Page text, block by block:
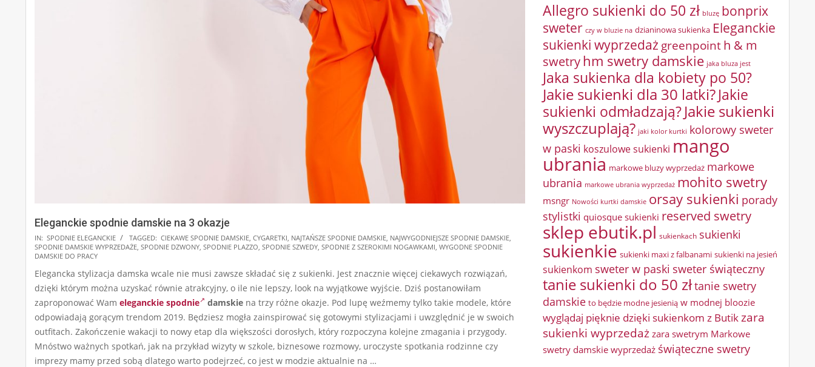
Eleganckie spodnie damskie na 3 okazje
2025-
08-
IN: SPODNIE ELEGANCKIE TAGGED: CIEKAWE SPODNIE DAMSKIE CYGARETKI NAJTAŃSZE SPODNIE DAMSKIE NAJWYGODNIEJSZE SPODNIE DAMSKIE
SPODNIE DAMSKIE WYPRZEDAŻE SPODNIE DZWONY SPODNIE PLAZZO SPODNIE SZWEDY SPODNIE Z SZEROKIMI NOGAWKAMI WYGODNE SPODNIE
DAMSKIE DO PRACY
Elegancka stylizacja damska wcale nie musi zawsze składać się z sukienki. Jest znacznie więcej ciekawych rozwiązań,
dzięki którym można uzyskać równie atrakcyjny, o ile nie lepszy, look na wyjątkowe wyjście. Dziś postanowiłam
zaproponować Wam eleganckie spodnie damskie na trzy różne okazje. Pod lupę weźmemy tylko takie modele, które
odpowiadają gorącym trendom 2019. Będziesz mogła zainspirować się gotowymi stylizacjami i uwzględnić je w swoich
outfitach. Zakończenie wakacji to nowy etap dla większości dorosłych, który rozpoczyna kolejne zmagania i przygody.
Mnóstwo ważnych spotkań, jak na przykład wizyty w szkole, biznesowe rozmowy, uroczyste spotkania rodzinne czy
imprezy mamy przed sobą dlatego warto podejrzeć, co jest w modzie aktualnie na …
Allegro sukienki do 50 zł bluzę bonprix
sweter czy w bluzie na dzianinowa sukienka Eleganckie
sukienki wyprzedaż greenpointh & m
swetryhm swetry damskie jaka bluza jest
Jaka sukienka dla kobiety po 50?
Jakie sukienki dla 30 latki?Jakie
sukienki odmładzają?Jakie sukienki
wyszczuplają? jaki kolor kurtki kolorowy sweter
w paski koszulowe sukienki mango
ubrania markowe bluzy wyprzedaż markowe
ubrania markowe ubrania wyprzedaż mohito swetry
msngr Nowości kurtki damskie orsay sukienki porady
stylistki quiosque sukienki reserved swetry
sklep ebutik.pl sukienkach sukienki
sukienkie sukienki maxi z falbanami sukienki na jesień
sukienkom sweter w paski sweter świąteczny
tanie sukienki do 50 złtanie swetry
damskie to będzie modne jesienią w modnej bloozie
wyglądaj pięknie dzięki sukienkom z Butikzara
sukienki wyprzedażzara swetrym Markowe
swetry damskie wyprzedaż świąteczne swetry